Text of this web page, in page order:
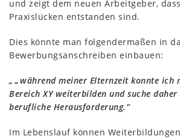
und zeigt dem neuen Arbeitgeber,
Praxislücken entstanden sind.
Dies könnte man folgendermaßen in
Bewerbungsanschreiben einbauen:
„…während meiner Elternzeit konnte ich
Bereich XY weiterbilden und suche daher
berufliche Herausforderung.“
Im Lebenslauf können Weiterbildungen